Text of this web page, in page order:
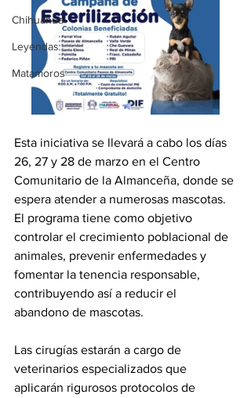
Chihuahua
Leyendas
Matamoros
Esta iniciativa se llevará a cabo los días
26, 27 y 28 de marzo en el Centro
Comunitario de la Almanceña, donde se
espera atender a numerosas mascotas.
El programa tiene como objetivo
controlar el crecimiento poblacional de
animales, prevenir enfermedades y
fomentar la tenencia responsable,
contribuyendo así a reducir el
abandono de mascotas.
Las cirugías estarán a cargo de
veterinarios especializados que
aplicarán rigurosos protocolos de